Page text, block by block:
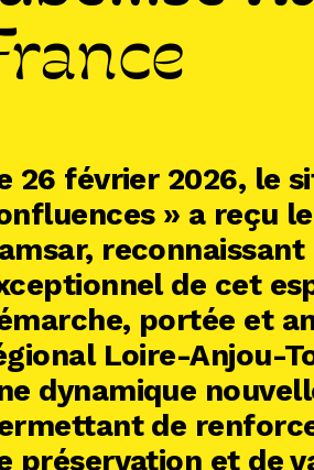
26 février 2026, le
» a reçu
de cet
portée et
Loire-Anjou-
dynamique
de
préservation et de
VAL DE LOIRE